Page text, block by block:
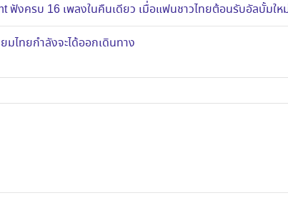
งครบ 16 เพลงในคืนเดียว เมื่อแฟนชาวไทยต้อนรับอัลบั้มใ
มไทยกำลังจะได้ออกเดินทาง